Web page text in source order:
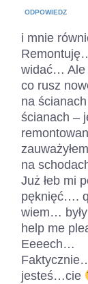
ODPOWIEDZ
i mnie
widać… Ale
co rusz
na
ścianach –
na
Już łeb mi
pęknięć….
wiem…
help me
Eeeech…
jesteś…cie